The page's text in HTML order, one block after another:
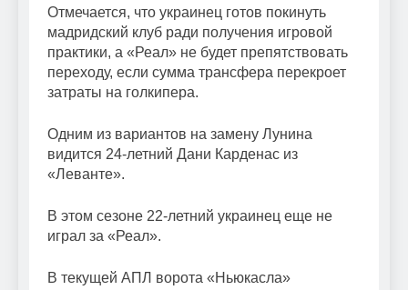
Отмечается, что украинец готов покинуть
мадридский клуб ради получения игровой
практики, а «Реал» не будет препятствовать
переходу, если сумма трансфера перекроет
затраты на голкипера.
Одним из вариантов на замену Лунина
видится 24-летний Дани Карденас из
«Леванте».
В этом сезоне 22-летний украинец еще не
играл за «Реал».
В текущей АПЛ ворота «Ньюкасла»